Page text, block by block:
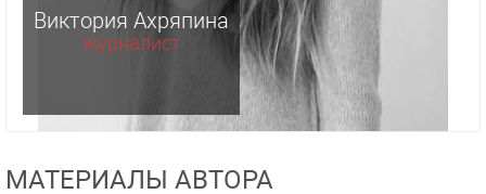
Виктория Ахряпина
журналист
МАТЕРИАЛЫ АВТОРА